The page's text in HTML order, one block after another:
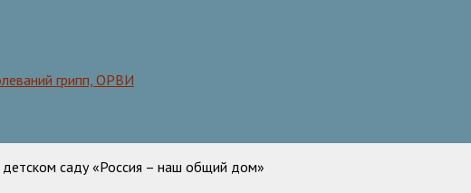
грипп, ОРВИ
детском саду «Россия – наш общий дом»